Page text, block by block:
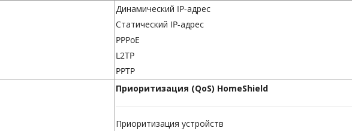
Динамический IP-адрес
Статический IP-адрес
PPPoE
L2TP
PPTP
Приоритизация (QoS) HomeShield
Приоритизация устройств